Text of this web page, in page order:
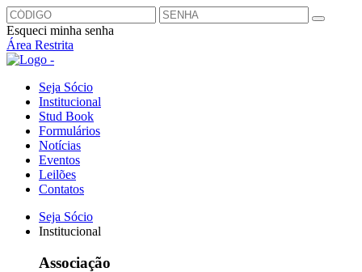
Esqueci minha senha
Área Restrita
Seja Sócio
Institucional
Stud Book
Formulários
Notícias
Eventos
Leilões
Contatos
Seja Sócio
Institucional
Associação